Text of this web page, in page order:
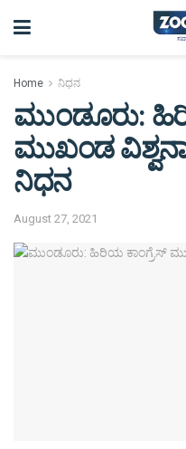
Home ನಿಧನ
ಮುಂಡೂರು:
ಮುಖಂಡ
ನಿಧನ
August 27, 2021